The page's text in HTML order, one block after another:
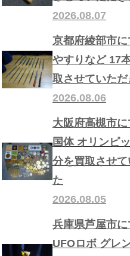
2026.08.07
京都府綾部市
やすりなど 17
取させていた
2026.08.06
大阪府高槻市
国体 オリンピ
分を買取させ
た
2026.08.05
兵庫県芦屋市
UFOロボ グレ